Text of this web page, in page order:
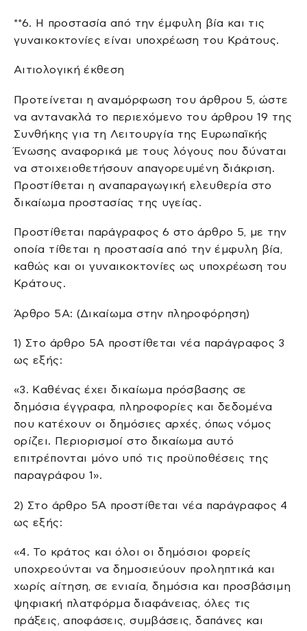
**6. Η προστασία από την έµφυλη βία και τις
γυναικοκτονίες είναι υποχρέωση του Κράτους.
Αιτιολογική έκθεση
Προτείνεται η αναμόρφωση του άρθρου 5, ώστε
να αντανακλά το περιεχόμενο του άρθρου 19 της
Συνθήκης για τη Λειτουργία της Ευρωπαϊκής
Ένωσης αναφορικά με τους λόγους που δύναται
να στοιχειοθετήσουν απαγορευμένη διάκριση.
Προστίθεται η αναπαραγωγική ελευθερία στο
δικαίωμα προστασίας της υγείας.
Προστίθεται παράγραφος 6 στο άρθρο 5, µε την
οποία τίθεται η προστασία από την έµφυλη βία,
καθώς και οι γυναικοκτονίες ως υποχρέωση του
Κράτους.
Άρθρο 5A: (Δικαίωμα στην πληροφόρηση)
1) Στο άρθρο 5Α προστίθεται νέα παράγραφος 3
ως εξής:
«3. Καθένας έχει δικαίωμα πρόσβασης σε
δημόσια έγγραφα, πληροφορίες και δεδομένα
που κατέχουν οι δημόσιες αρχές, όπως νόμος
ορίζει. Περιορισμοί στο δικαίωμα αυτό
επιτρέπονται μόνο υπό τις προϋποθέσεις της
παραγράφου 1».
2) Στο άρθρο 5Α προστίθεται νέα παράγραφος 4
ως εξής:
«4. Το κράτος και όλοι οι δημόσιοι φορείς
υποχρεούνται να δημοσιεύουν προληπτικά και
χωρίς αίτηση, σε ενιαία, δημόσια και προσβάσιμη
ψηφιακή πλατφόρμα διαφάνειας, όλες τις
πράξεις, αποφάσεις, συμβάσεις, δαπάνες και